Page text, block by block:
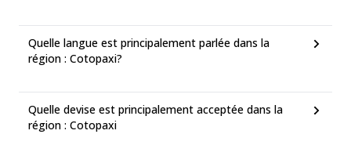
Quelle langue est principalement parlée dans la
région : Cotopaxi?
Quelle devise est principalement acceptée dans la
région : Cotopaxi